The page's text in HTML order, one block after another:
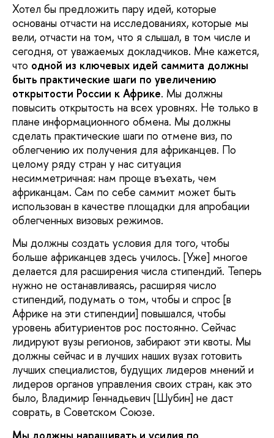
Хотел бы предложить пару идей, которые
основаны отчасти на исследованиях, которые мы
вели, отчасти на том, что я слышал, в том числе и
сегодня, от уважаемых докладчиков. Мне кажется,
что одной из ключевых идей саммита должны
быть практические шаги по увеличению
открытости России к Африке. Мы должны
повысить открытость на всех уровнях. Не только в
плане информационного обмена. Мы должны
сделать практические шаги по отмене виз, по
облегчению их получения для африканцев. По
целому ряду стран у нас ситуация
несимметричная: нам проще въехать, чем
африканцам. Сам по себе саммит может быть
использован в качестве площадки для апробации
облегченных визовых режимов.
Мы должны создать условия для того, чтобы
больше африканцев здесь училось. [Уже] многое
делается для расширения числа стипендий. Теперь
нужно не останавливаясь, расширяя число
стипендий, подумать о том, чтобы и спрос [в
Африке на эти стипендии] повышался, чтобы
уровень абитуриентов рос постоянно. Сейчас
лидируют вузы регионов, забирают эти квоты. Мы
должны сейчас и в лучших наших вузах готовить
лучших специалистов, будущих лидеров мнений и
лидеров органов управления своих стран, как это
было, Владимир Геннадьевич [Шубин] не даст
соврать, в Советском Союзе.